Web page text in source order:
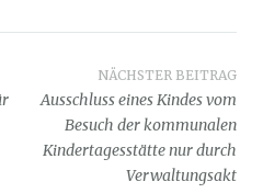
NÄCHSTER BEITRAG
Ausschluss eines Kindes vom
Besuch der kommunalen
Kindertagesstätte nur durch
Verwaltungsakt